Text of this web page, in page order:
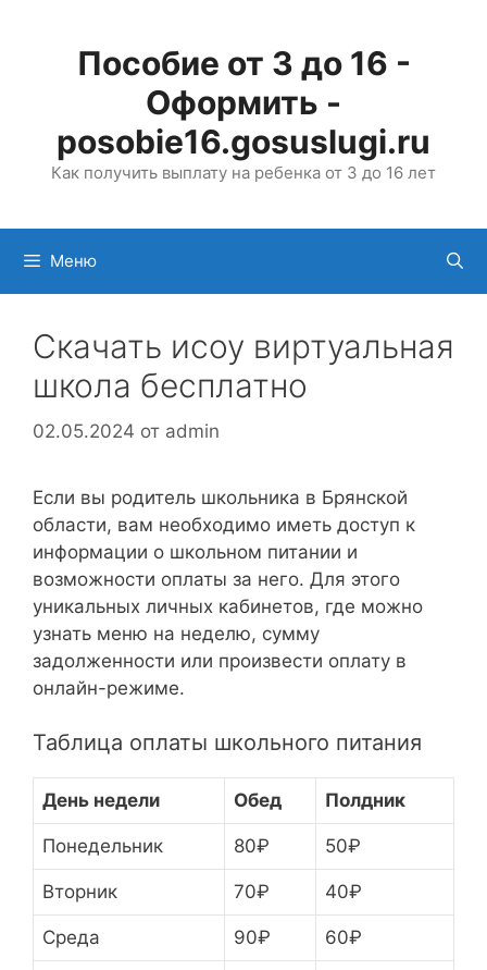
содержимомуПособие от 3 до 16 -
Оформить -
posobie16.gosuslugi.ru
Как получить выплату на ребенка от 3 до 16 лет
Меню
Скачать исоу виртуальная
школа бесплатно
02.05.2024 от admin
Если вы родитель школьника в Брянской
области, вам необходимо иметь доступ к
информации о школьном питании и
возможности оплаты за него. Для этого
уникальных личных кабинетов, где можно
узнать меню на неделю, сумму
задолженности или произвести оплату в
онлайн-режиме.
Таблица оплаты школьного питания
День недели Обед Полдник
Понедельник 80₽ 50₽
Вторник 70₽ 40₽
Среда 90₽ 60₽